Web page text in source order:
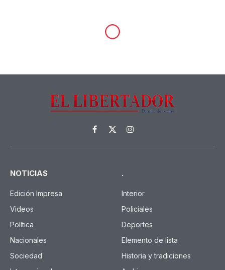
Facebook
X
(Twitter)
Instagram
NOTICIAS
Edición Impresa
Videos
Política
Nacionales
Sociedad
.
Interior
Policiales
Deportes
Elemento de lista
Historia y tradiciones